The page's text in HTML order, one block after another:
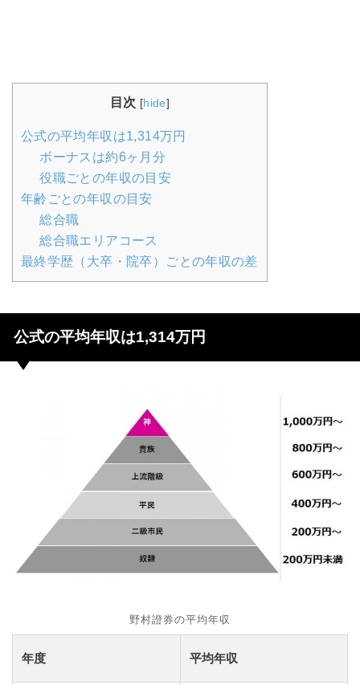
目次 [hide]
公式の平均年収は1,314万円
ボーナスは約6ヶ月分
役職ごとの年収の目安
年齢ごとの年収の目安
総合職
総合職エリアコース
最終学歴（大卒・院卒）ごとの年収の差
公式の平均年収は1,314万円
野村證券の平均年収
年度 平均年収